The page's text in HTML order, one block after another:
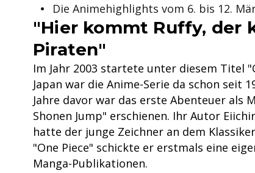
Die Animehighlights vom 6. bis 12.
"Hier kommt Ruffy, der
Piraten"
Im Jahr 2003 startete unter diesem Titel
Japan war die Anime-Serie da schon seit
Jahre davor war das erste Abenteuer als
Shonen Jump" erschienen. Ihr Autor
hatte der junge Zeichner an dem
"One Piece" schickte er erstmals eine
Manga-Publikationen.